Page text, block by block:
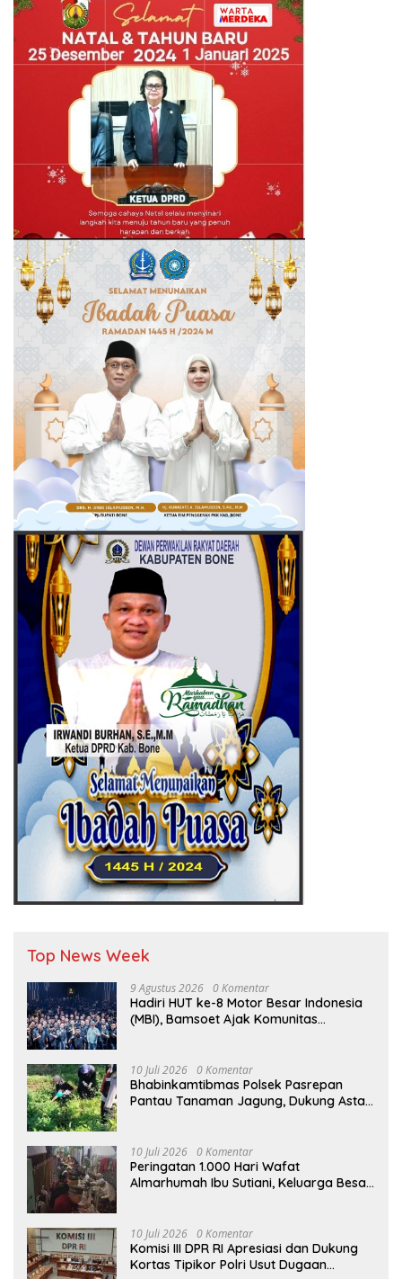
Top News Week
9 Agustus 2026 0 Komentar
Hadiri HUT ke-8 Motor Besar Indonesia
(MBI), Bamsoet Ajak Komunitas
Provokasi Pecah Belah Bangsa
10 Juli 2026 0 Komentar
Bhabinkamtibmas Polsek Pasrepan
Pantau Tanaman Jagung, Dukung Asta
10 Juli 2026 0 Komentar
Peringatan 1.000 Hari Wafat
Almarhumah Ibu Sutiani, Keluarga Besar
10 Juli 2026 0 Komentar
Komisi III DPR RI Apresiasi dan Dukung
Kortas Tipikor Polri Usut Dugaan